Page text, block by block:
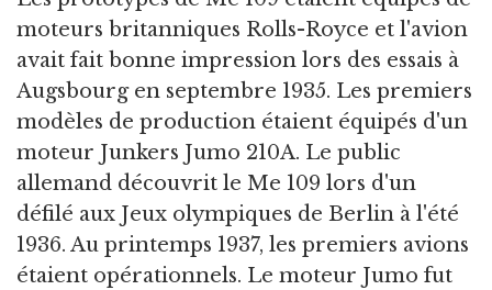
moteurs britanniques Rolls-Royce et l'avion
avait fait bonne impression lors des essais à
Augsbourg en septembre 1935. Les premiers
modèles de production étaient équipés d'un
moteur Junkers Jumo 210A. Le public
allemand découvrit le Me 109 lors d'un
défilé aux Jeux olympiques de Berlin à l'été
1936. Au printemps 1937, les premiers avions
étaient opérationnels. Le moteur Jumo fut